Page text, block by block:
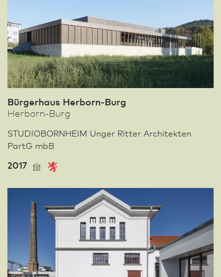
Bürgerhaus Herborn-Burg
Herborn-Burg
STUDIOBORNHEIM Unger Ritter Architekten
PartG mbB
2017